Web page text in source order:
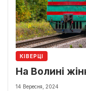
КІВЕРЦІ
На Волині
14 Вересня, 2024